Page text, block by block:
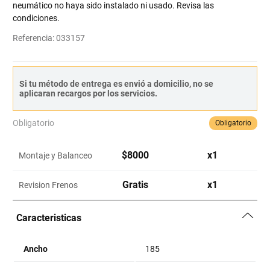
neumático no haya sido instalado ni usado. Revisa las
condiciones.
Referencia:033157
Si tu método de entrega es envió a domicilio, no se
aplicaran recargos por los servicios.
Obligatorio Obligatorio
Montaje y Balanceo $8000 x1
Revision Frenos Gratis x1
Caracteristicas
Ancho 185